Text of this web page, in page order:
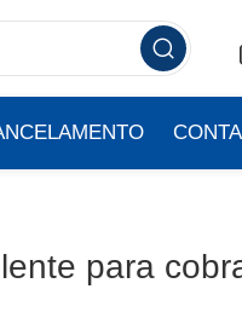
para